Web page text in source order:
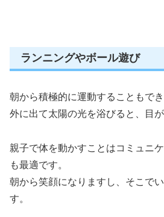
ランニングやボール遊び
朝から積極的に運動することもでき
外に出て太陽の光を浴びると、目が
親子で体を動かすことはコミュニ
も最適です。
朝から笑顔になりますし、そこで
す。